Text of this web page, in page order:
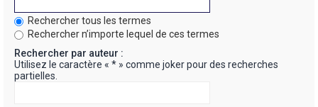
Rechercher tous les termes
Rechercher n’importe lequel de ces termes
Rechercher par auteur :
Utilisez le caractère « * » comme joker pour des recherches
partielles.